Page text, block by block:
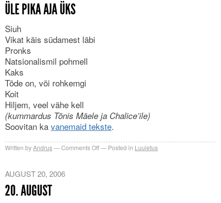
ÜLE PIKA AJA ÜKS
Siuh
Vikat käis südamest läbi
Pronks
Natsionalismil pohmell
Kaks
Tõde on, või rohkemgi
Koit
Hiljem, veel vähe kell
(kummardus Tõnis Mäele ja Chalice’ile)
Soovitan ka vanemaid tekste.
Written byAndrus Comments Offon Posted in Luuletus
AUGUST 20, 2006
20. AUGUST